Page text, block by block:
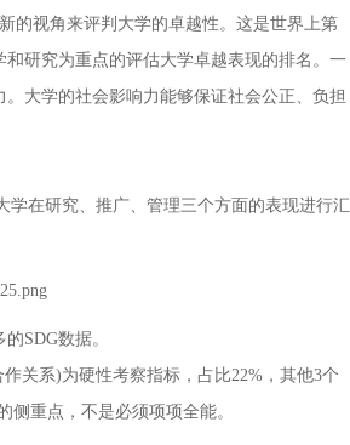
的视角来评判大学的卓越性。这是世界上第
研究为重点的评估大学卓越表现的排名。一
大学的社会影响力能够保证社会公正、负担
学在研究、推广、管理三个方面的表现进行汇
的SDG数据。
作关系)为硬性考察指标，占比22% ，其他3个
侧重点，不是必须项项全能。